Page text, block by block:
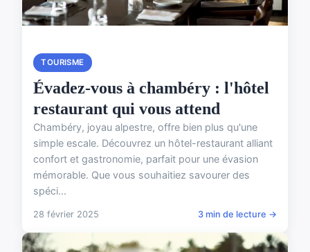
TOURISME
Évadez-vous à chambéry : l'hôtel
restaurant qui vous attend
Chambéry, joyau alpestre, offre bien plus qu'une
simple escale. Découvrez un hôtel-restaurant alliant
confort et gastronomie, parfait pour une évasion
mémorable. Que vous souhaitiez savourer des
spéci...
28 février 2025 3 min de lecture →